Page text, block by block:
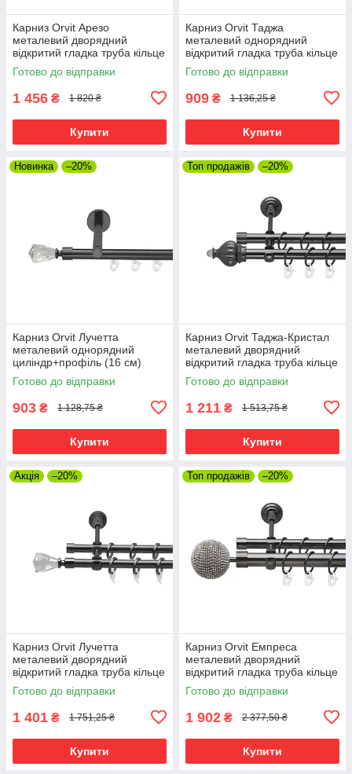
Карниз Orvit Арезо
металевий дворядний
відкритий гладка труба кільце
металеве Онікс 25\19 мм 240
см (00-00012173)
Готово до відправки
1 456 ₴ 1 820 ₴
Купити
Карниз Orvit Таджа
металевий однорядний
відкритий гладка труба кільце
фасонне металеве Онікс 16
мм 240 см (4713224)
Готово до відправки
909 ₴ 1 136,25 ₴
Купити
Новинка –20%
Карниз Orvit Лучетта
металевий однорядний
циліндр+профіль (16 см)
профільна труба Онікс 19 мм
240 см (6678595)
Готово до відправки
903 ₴ 1 128,75 ₴
Купити
Топ продажів –20%
Карниз Orvit Таджа-Кристал
металевий дворядний
відкритий гладка труба кільце
металеве Онікс 19\19 мм 240
см (00-00014963)
Готово до відправки
1 211 ₴ 1 513,75 ₴
Купити
Акція –20%
Карниз Orvit Лучетта
металевий дворядний
відкритий гладка труба кільце
фасонне металеве Онікс
16\16 мм 240 см (4714288)
Готово до відправки
1 401 ₴ 1 751,25 ₴
Купити
Топ продажів –20%
Карниз Orvit Емпреса
металевий дворядний
відкритий гладка труба кільце
металеве Онікс 25\16 мм 240
см (00-00012237)
Готово до відправки
1 902 ₴ 2 377,50 ₴
Купити